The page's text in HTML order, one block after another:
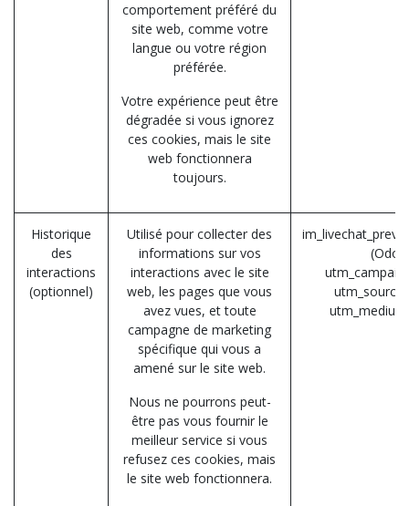
comportement préféré du
site web, comme votre
langue ou votre région
préférée.
Votre expérience peut être
dégradée si vous ignorez
ces cookies, mais le site
web fonctionnera
toujours.
Historique
des
interactions
(optionnel)
Utilisé pour collecter des
informations sur vos
interactions avec le site
web, les pages que vous
avez vues, et toute
campagne de marketing
spécifique qui vous a
amené sur le site web.
Nous ne pourrons peut-
être pas vous fournir le
meilleur service si vous
refusez ces cookies, mais
le site web fonctionnera.
utm_source